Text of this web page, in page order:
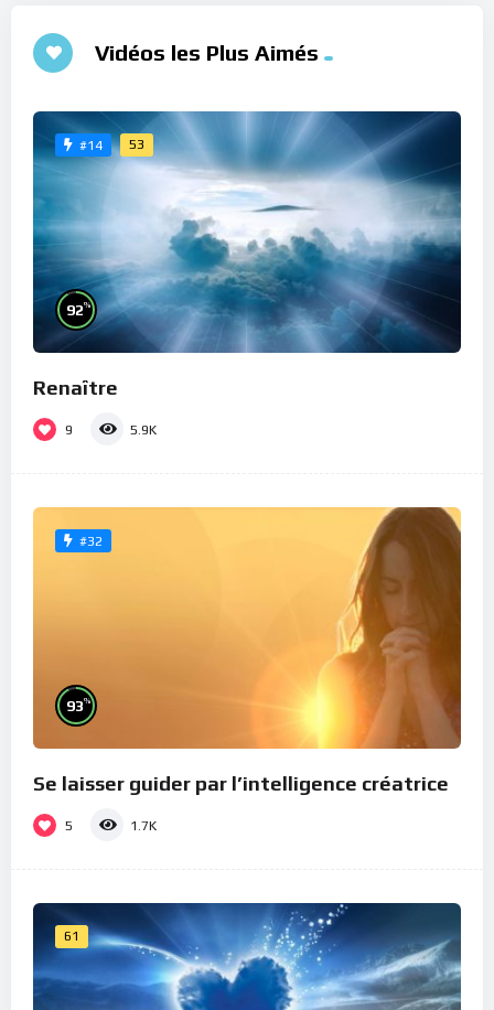
Vidéos les Plus Aimés
#14 53
92%
Renaître
9 5.9K
#32
93%
Se laisser guider par l’intelligence créatrice
5 1.7K
61